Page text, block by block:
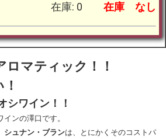
在庫: 0 在庫 なし
ロマティック！！
シワイン！！
ンの澤口です。
ュナン・ブランは、とにかくそのコストパ